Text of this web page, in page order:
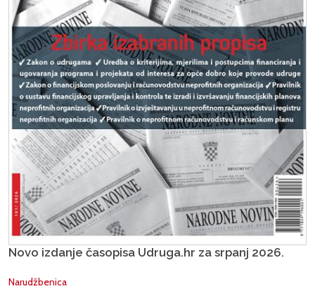
Novo izdanje časopisa Udruga.hr za srpanj 2026.
Narudžbenica